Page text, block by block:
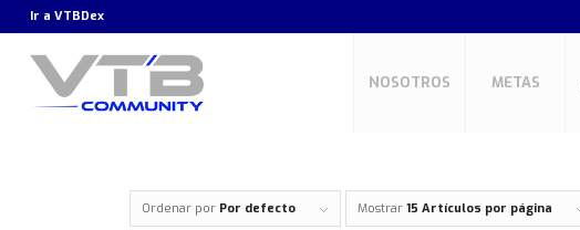
Ir a VTBDex
NOSOTROS METAS
Ordenar por Por defecto Mostrar15 Artículos por página